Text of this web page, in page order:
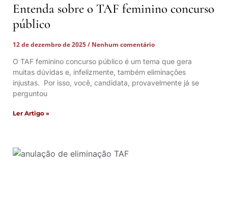
Entenda sobre o TAF feminino concurso
público
12 de dezembro de 2025
Nenhum comentário
O TAF feminino concurso público é um tema que gera
muitas dúvidas e, infelizmente, também eliminações
injustas. Por isso, você, candidata, provavelmente já se
perguntou
Ler Artigo »